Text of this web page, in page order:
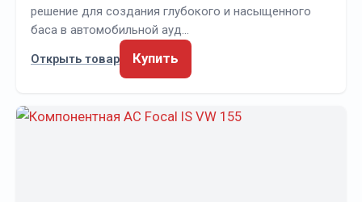
решение для создания глубокого и насыщенного
баса в автомобильной ауд…
Открыть товар
Купить